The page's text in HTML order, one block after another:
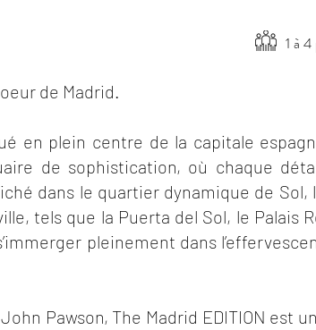
1 à
de Madrid.
en plein centre de la capitale
de sophistication, où chaque
dans le quartier dynamique de Sol,
tels que la Puerta del Sol, le Palais
pleinement dans
Pawson, The Madrid EDITION est